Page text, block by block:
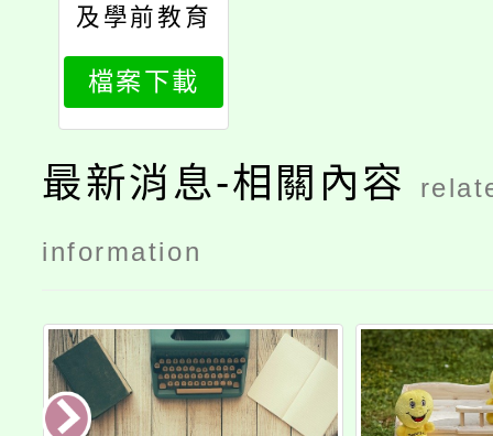
及學前教育
署函
檔案下載
最新消息-相關內容
information